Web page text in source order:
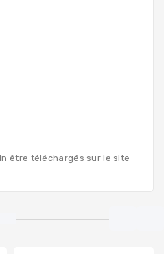
être téléchargés sur le site